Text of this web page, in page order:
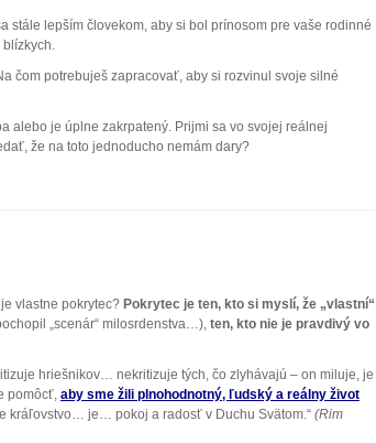
stále lepším človekom, aby si bol prínosom pre vaše rodinné
blízkych.
čom potrebuješ zapracovať, aby si rozvinul svoje silné
alebo je úplne zakrpatený. Prijmi sa vo svojej reálnej
že na toto jednoducho nemám dary?
je vlastne pokrytec? Pokrytec je ten, kto si myslí, že „vlastní“
„scenár“ milosrdenstva…), ten, kto nie je pravdivý vo
hriešnikov… nekritizuje tých, čo zlyhávajú – on miluje, je
pomôcť, aby sme žili plnohodnotný, ľudský a reálny život
kráľovstvo… je… pokoj a radosť v Duchu Svätom.“ (Rim